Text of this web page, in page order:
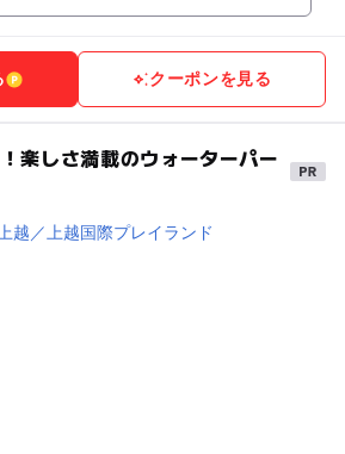
クーポンを見る
楽しさ満載のウォーターパー